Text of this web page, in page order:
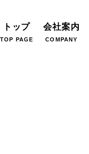
トップ
TOP PAGE
会社案内
COMPANY